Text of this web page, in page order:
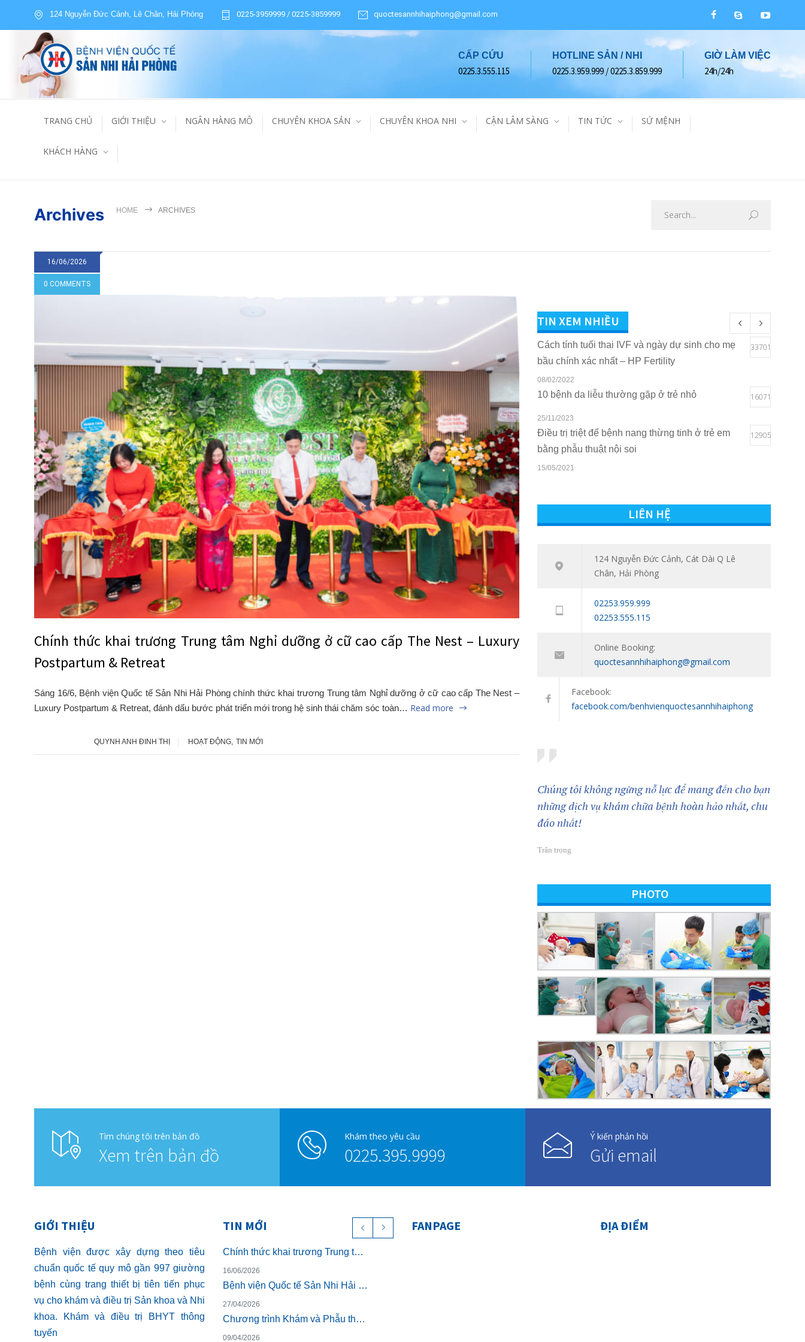
124 Nguyễn Đức Cảnh, Lê Chân, Hải Phòng 0225-3959999 / 0225-3859999 quoctesannhihaiphong@gmail.com
CẤP CỨU
0225.3.555.115
HOTLINE SẢN / NHI
0225.3.959.999 / 0225.3.859.999
GIỜ LÀM VIỆC
24h/24h
TRANG CHỦ GIỚI THIỆU NGÂN HÀNG MÔ CHUYÊN KHOA SẢN CHUYÊN KHOA NHI CẬN LÂM SÀNG TIN TỨC SỨ MỆNH
KHÁCH HÀNG
Archives HOME ARCHIVES
16/06/2026
0 COMMENTS
Chính thức khai trương Trung tâm Nghỉ dưỡng ở cữ cao cấp The Nest – Luxury
Postpartum & Retreat
Sáng 16/6, Bệnh viện Quốc tế Sản Nhi Hải Phòng chính thức khai trương Trung tâm Nghỉ dưỡng ở cữ cao cấp The Nest –
Luxury Postpartum & Retreat, đánh dấu bước phát triển mới trong hệ sinh thái chăm sóc toàn… Read more
QUYNH ANH ĐINH THỊ HOẠT ĐỘNG TIN MỚI
TIN XEM NHIỀU
Cách tính tuổi thai IVF và ngày dự sinh cho mẹ
bầu chính xác nhất – HP Fertility
33701
08/02/2022
10 bệnh da liễu thường gặp ở trẻ nhỏ 16071
25/11/2023
Điều trị triệt để bệnh nang thừng tinh ở trẻ em
bằng phẫu thuật nội soi
12905
15/05/2021
khó khăn tâm lý
LIÊN HỆ
124 Nguyễn Đức Cảnh, Cát Dài Q Lê
Chân, Hải Phòng
02253.959.999
02253.555.115
Online Booking:
quoctesannhihaiphong@gmail.com
Facebook:
facebook.com/benhvienquoctesannhihaiphong
Chúng tôi không ngừng nỗ lực để mang đến cho bạn
những dịch vụ khám chữa bệnh hoàn hảo nhất, chu
đáo nhất!
Trân trọng
PHOTO
Tìm chúng tôi trên bản đồ
Xem trên bản đồ
Khám theo yêu cầu
0225.395.9999
Ý kiến phản hồi
Gửi email
GIỚI THIỆU
Bệnh viện được xây dựng theo tiêu
chuẩn quốc tế quy mô gần 997 giường
bệnh cùng trang thiết bị tiên tiến phục
vụ cho khám và điều trị Sản khoa và Nhi
khoa. Khám và điều trị BHYT thông
tuyến
TIN MỚI
Chính thức khai trương Trung tâm Nghỉ dưỡng ở cữ cao cấp The Nest – Luxury Postpartum & Retreat
16/06/2026
Bệnh viện Quốc tế Sản Nhi Hải Phòng chính thức triển khai khám sức khỏe theo Thông tư 32/2023/TT-BYT
27/04/2026
Chương trình Khám và Phẫu thuật nhân đạo cho trẻ bị dị tật khe hở môi miễn phí
09/04/2026
FANPAGE ĐỊA ĐIỂM